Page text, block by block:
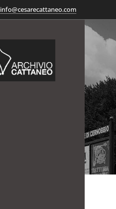
info@cesarecattaneo.com